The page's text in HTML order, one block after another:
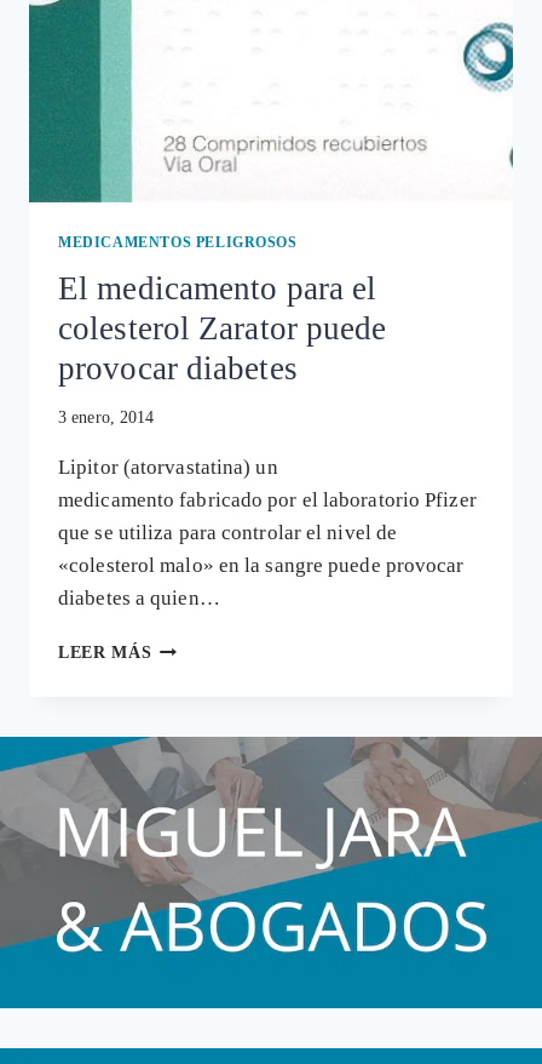
MEDICAMENTOS PELIGROSOS
El medicamento para el
colesterol Zarator puede
provocar diabetes
3 enero, 2014
Lipitor (atorvastatina) un
medicamento fabricado por el laboratorio Pfizer
que se utiliza para controlar el nivel de
«colesterol malo» en la sangre puede provocar
diabetes a quien…
LEER MÁS EL
COLESTEROL
ZARATOR
PUEDE
PROVOCAR
DIABETES